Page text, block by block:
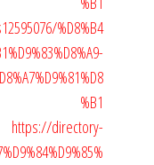
%D8%B4
%B1
https://directory-